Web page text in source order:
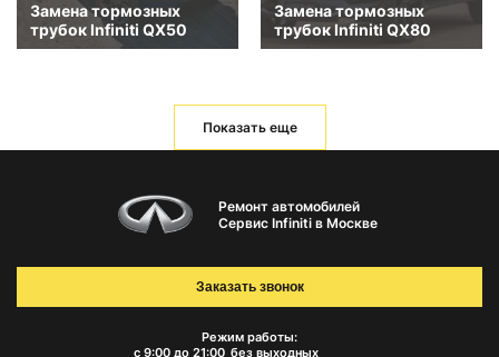
Замена тормозных
трубок Infiniti QX50
Замена тормозных
трубок Infiniti QX80
Показать еще
Ремонт автомобилей
Сервис Infiniti в Москве
Режим работы:
с 9:00 до 21:00 без выходных
Заказать звонок